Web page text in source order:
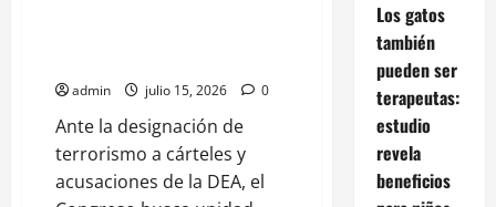
admin julio 15, 2026 0
Ante la designación de
terrorismo a cárteles y
acusaciones de la DEA, el
Los gatos
también
pueden ser
terapeutas:
estudio
revela
beneficios